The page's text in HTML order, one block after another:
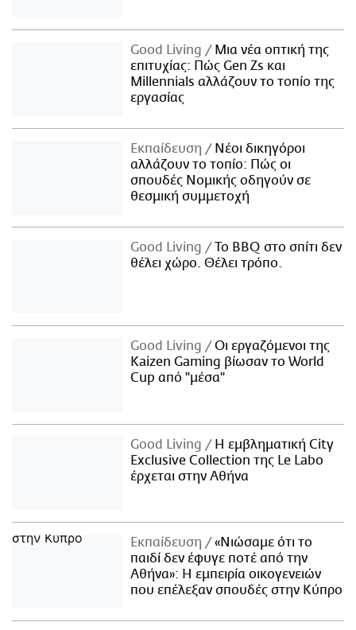
Good Living
Μια νέα οπτική της
επιτυχίας: Πώς Gen Zs και
Millennials αλλάζουν το τοπίο της
εργασίας
Εκπαίδευση
Νέοι δικηγόροι
αλλάζουν το τοπίο: Πώς οι
σπουδές Νομικής οδηγούν σε
θεσμική συμμετοχή
Good Living
Το BBQ στο σπίτι δεν
θέλει χώρο. Θέλει τρόπο.
Good Living
Οι εργαζόμενοι της
Kaizen Gaming βίωσαν το World
Cup από "μέσα"
Good Living
Η εμβληματική City
Exclusive Collection της Le Labo
έρχεται στην Αθήνα
Εκπαίδευση
«Νιώσαμε ότι το
παιδί δεν έφυγε ποτέ από την
Αθήνα»: Η εμπειρία οικογενειών
που επέλεξαν σπουδές στην Κύπρο